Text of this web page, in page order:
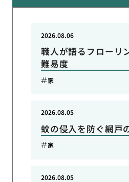
職人が語るフローリ
難易度
2026.08.06
家
蚊の侵入を防ぐ網戸
2026.08.05
家
2026.08.05